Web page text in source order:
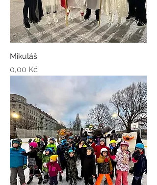
Mikuláš
Cena
0,00 Kč